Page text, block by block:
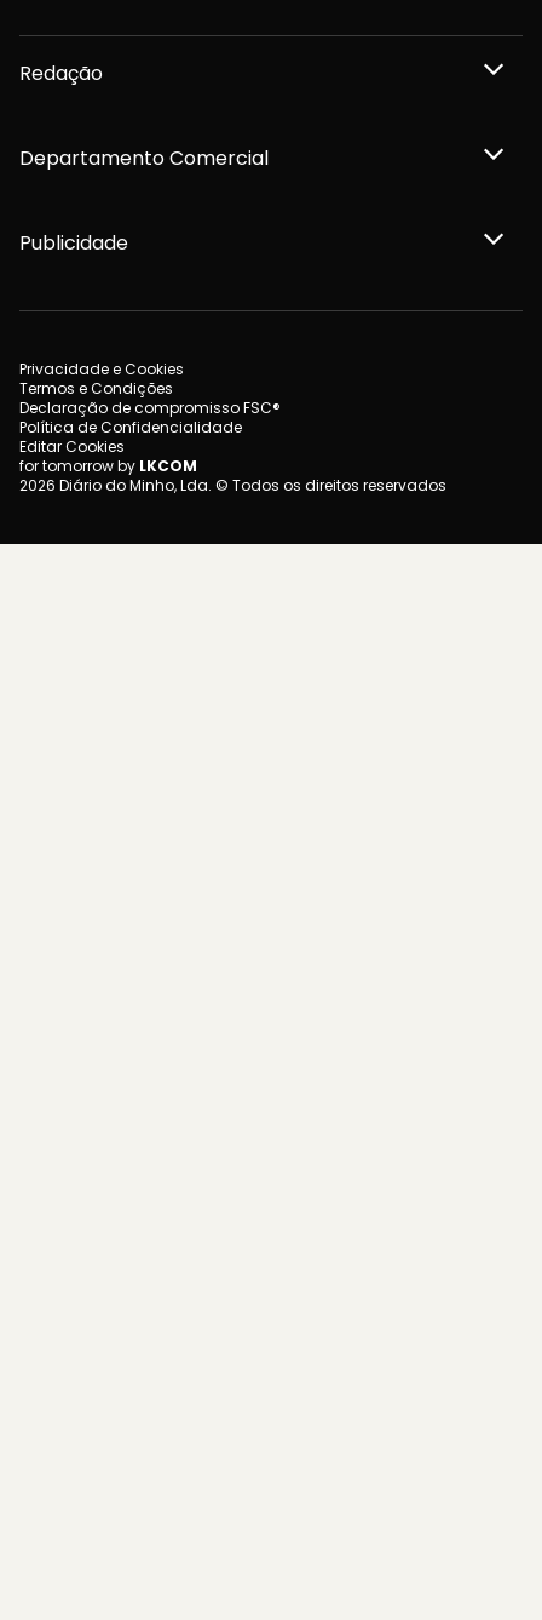
Redação
Departamento Comercial
Publicidade
Privacidade e Cookies
Termos e Condições
Declaração de compromisso FSC®
Política de Confidencialidade
Editar Cookies
for tomorrow by LKCOM
2026 Diário do Minho, Lda. © Todos os direitos reservados